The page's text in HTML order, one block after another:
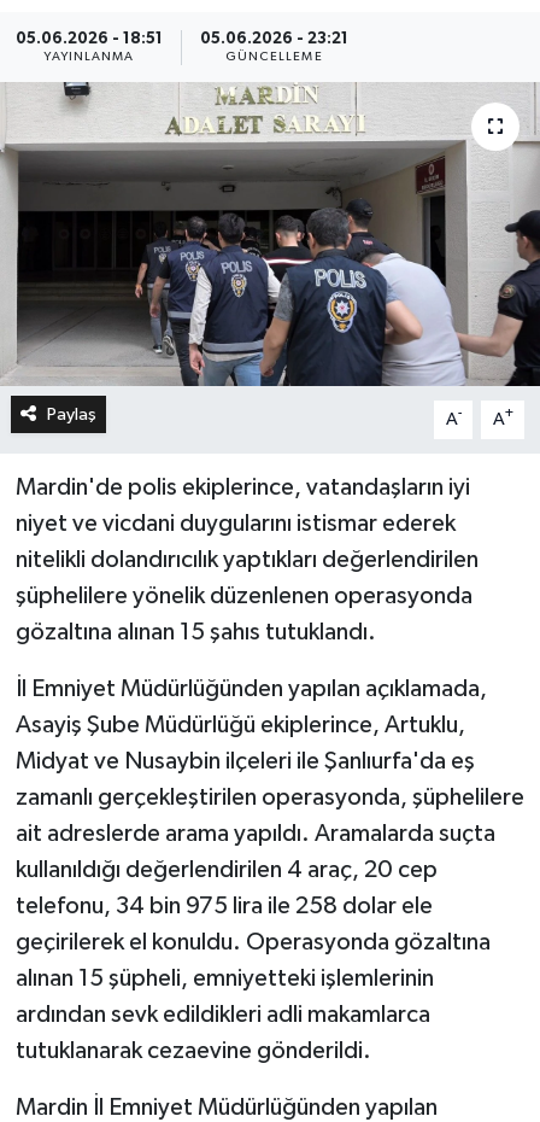
05.06.2026 - 18:51
YAYINLANMA
05.06.2026 - 23:21
GÜNCELLEME
Paylaş A- A+
Mardin'de polis ekiplerince, vatandaşların iyi
niyet ve vicdani duygularını istismar ederek
nitelikli dolandırıcılık yaptıkları değerlendirilen
şüphelilere yönelik düzenlenen operasyonda
gözaltına alınan 15 şahıs tutuklandı.
İl Emniyet Müdürlüğünden yapılan açıklamada,
Asayiş Şube Müdürlüğü ekiplerince, Artuklu,
Midyat ve Nusaybin ilçeleri ile Şanlıurfa'da eş
zamanlı gerçekleştirilen operasyonda, şüphelilere
ait adreslerde arama yapıldı. Aramalarda suçta
kullanıldığı değerlendirilen 4 araç, 20 cep
telefonu, 34 bin 975 lira ile 258 dolar ele
geçirilerek el konuldu. Operasyonda gözaltına
alınan 15 şüpheli, emniyetteki işlemlerinin
ardından sevk edildikleri adli makamlarca
tutuklanarak cezaevine gönderildi.
Mardin İl Emniyet Müdürlüğünden yapılan